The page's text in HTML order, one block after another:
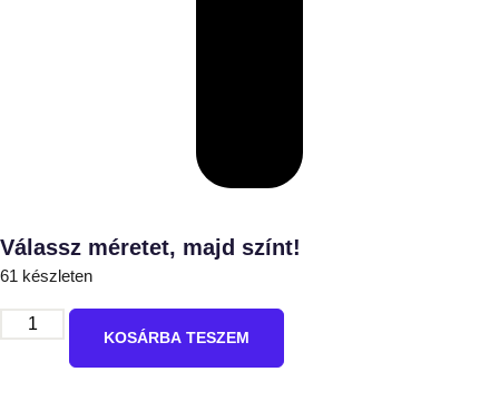
Válassz méretet, majd színt!
61 készleten
KOSÁRBA TESZEM